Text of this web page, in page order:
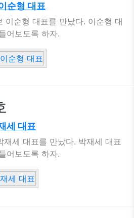
순형 대표
이순형 대표를 만났다. 이순형 대
어보도록 하자.
세 대표
재세 대표를 만났다. 박재세 대표
어보도록 하자.